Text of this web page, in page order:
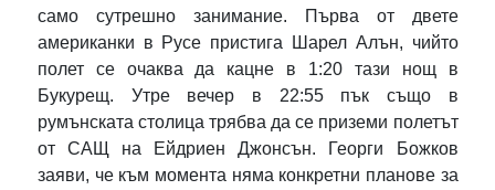
само сутрешно занимание. Първа от двете
американки в Русе пристига Шарел Алън, чийто
полет се очаква да кацне в 1:20 тази нощ в
Букурещ. Утре вечер в 22:55 пък също в
румънската столица трябва да се приземи полетът
от САЩ на Ейдриен Джонсън. Георги Божков
заяви, че към момента няма конкретни планове за